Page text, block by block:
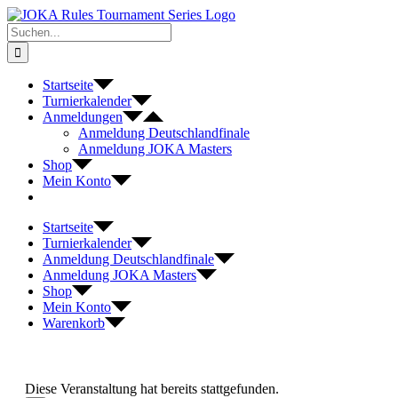
Zum
Inhalt
springen
Suche
nach:
Startseite
Turnierkalender
Anmeldungen
Anmeldung Deutschlandfinale
Anmeldung JOKA Masters
Shop
Mein Konto
Startseite
Turnierkalender
Anmeldung Deutschlandfinale
Anmeldung JOKA Masters
Shop
Mein Konto
Warenkorb
Diese Veranstaltung hat bereits stattgefunden.